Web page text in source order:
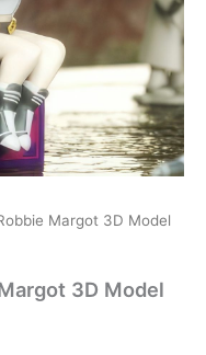
Margot 3D Model
3D Model